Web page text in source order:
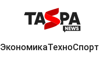
ЭкономикаТехноСпорт